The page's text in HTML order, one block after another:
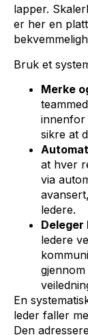
lapper.
er her en
Bruk et
Merke
innenfor
sikre at
at hver
via
ledere.
Deleger
ledere
En
leder faller
Den